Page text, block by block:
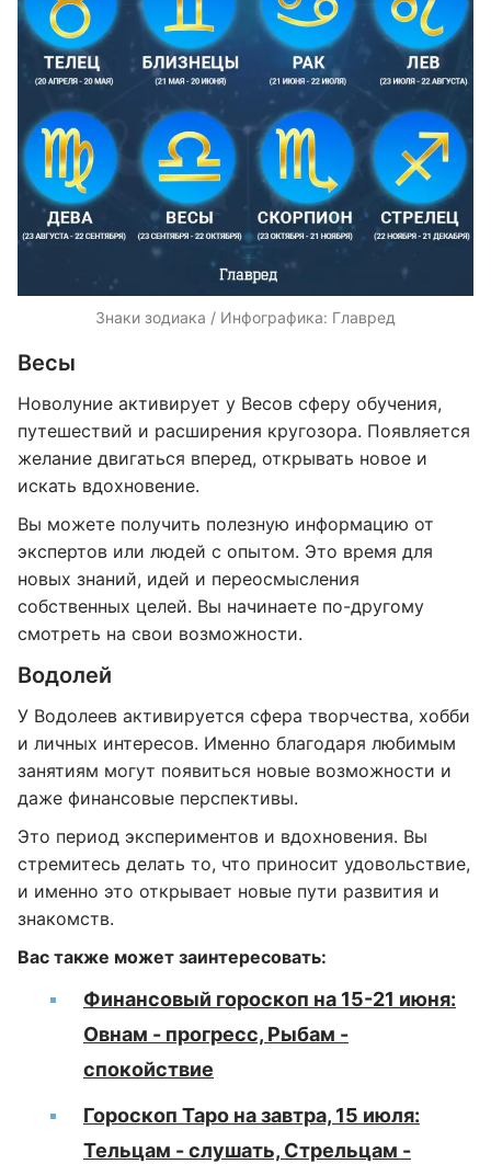
Знаки зодиака / Инфографика: Главред
Весы
Новолуние активирует у Весов сферу обучения,
путешествий и расширения кругозора. Появляется
желание двигаться вперед, открывать новое и
искать вдохновение.
Вы можете получить полезную информацию от
экспертов или людей с опытом. Это время для
новых знаний, идей и переосмысления
собственных целей. Вы начинаете по-другому
смотреть на свои возможности.
Водолей
У Водолеев активируется сфера творчества, хобби
и личных интересов. Именно благодаря любимым
занятиям могут появиться новые возможности и
даже финансовые перспективы.
Это период экспериментов и вдохновения. Вы
стремитесь делать то, что приносит удовольствие,
и именно это открывает новые пути развития и
знакомств.
Вас также может заинтересовать:
Финансовый гороскоп на 15-21 июня:
Овнам - прогресс, Рыбам -
спокойствие
Гороскоп Таро на завтра, 15 июля:
Тельцам - слушать, Стрельцам -